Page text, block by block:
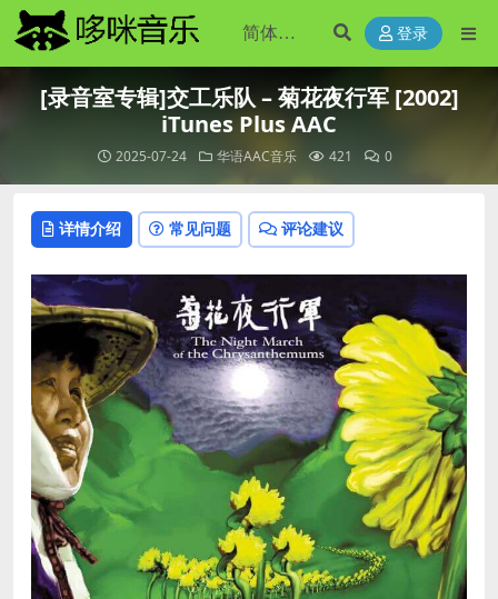
登录
[录音室专辑]交工乐队 – 菊花夜行军 [2002]
iTunes Plus AAC
2025-07-24 华语AAC音乐 421 0
详情介绍 常见问题 评论建议